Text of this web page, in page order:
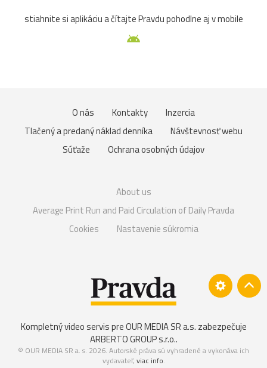
stiahnite si aplikáciu a čítajte Pravdu pohodlne aj v mobile
O nás Kontakty
Inzercia
Tlačený a predaný náklad denníka
Návštevnosť webu
Súťaže
Ochrana osobných údajov
About us
Average Print Run and Paid Circulation of Daily Pravda
Cookies
Nastavenie súkromia
Kompletný video servis pre OUR MEDIA SR a.s. zabezpečuje
ARBERTO GROUP s.r.o..
© OUR MEDIA SR a. s. 2026. Autorské práva sú vyhradené a vykonáva ich
vydavateľ, viac info.